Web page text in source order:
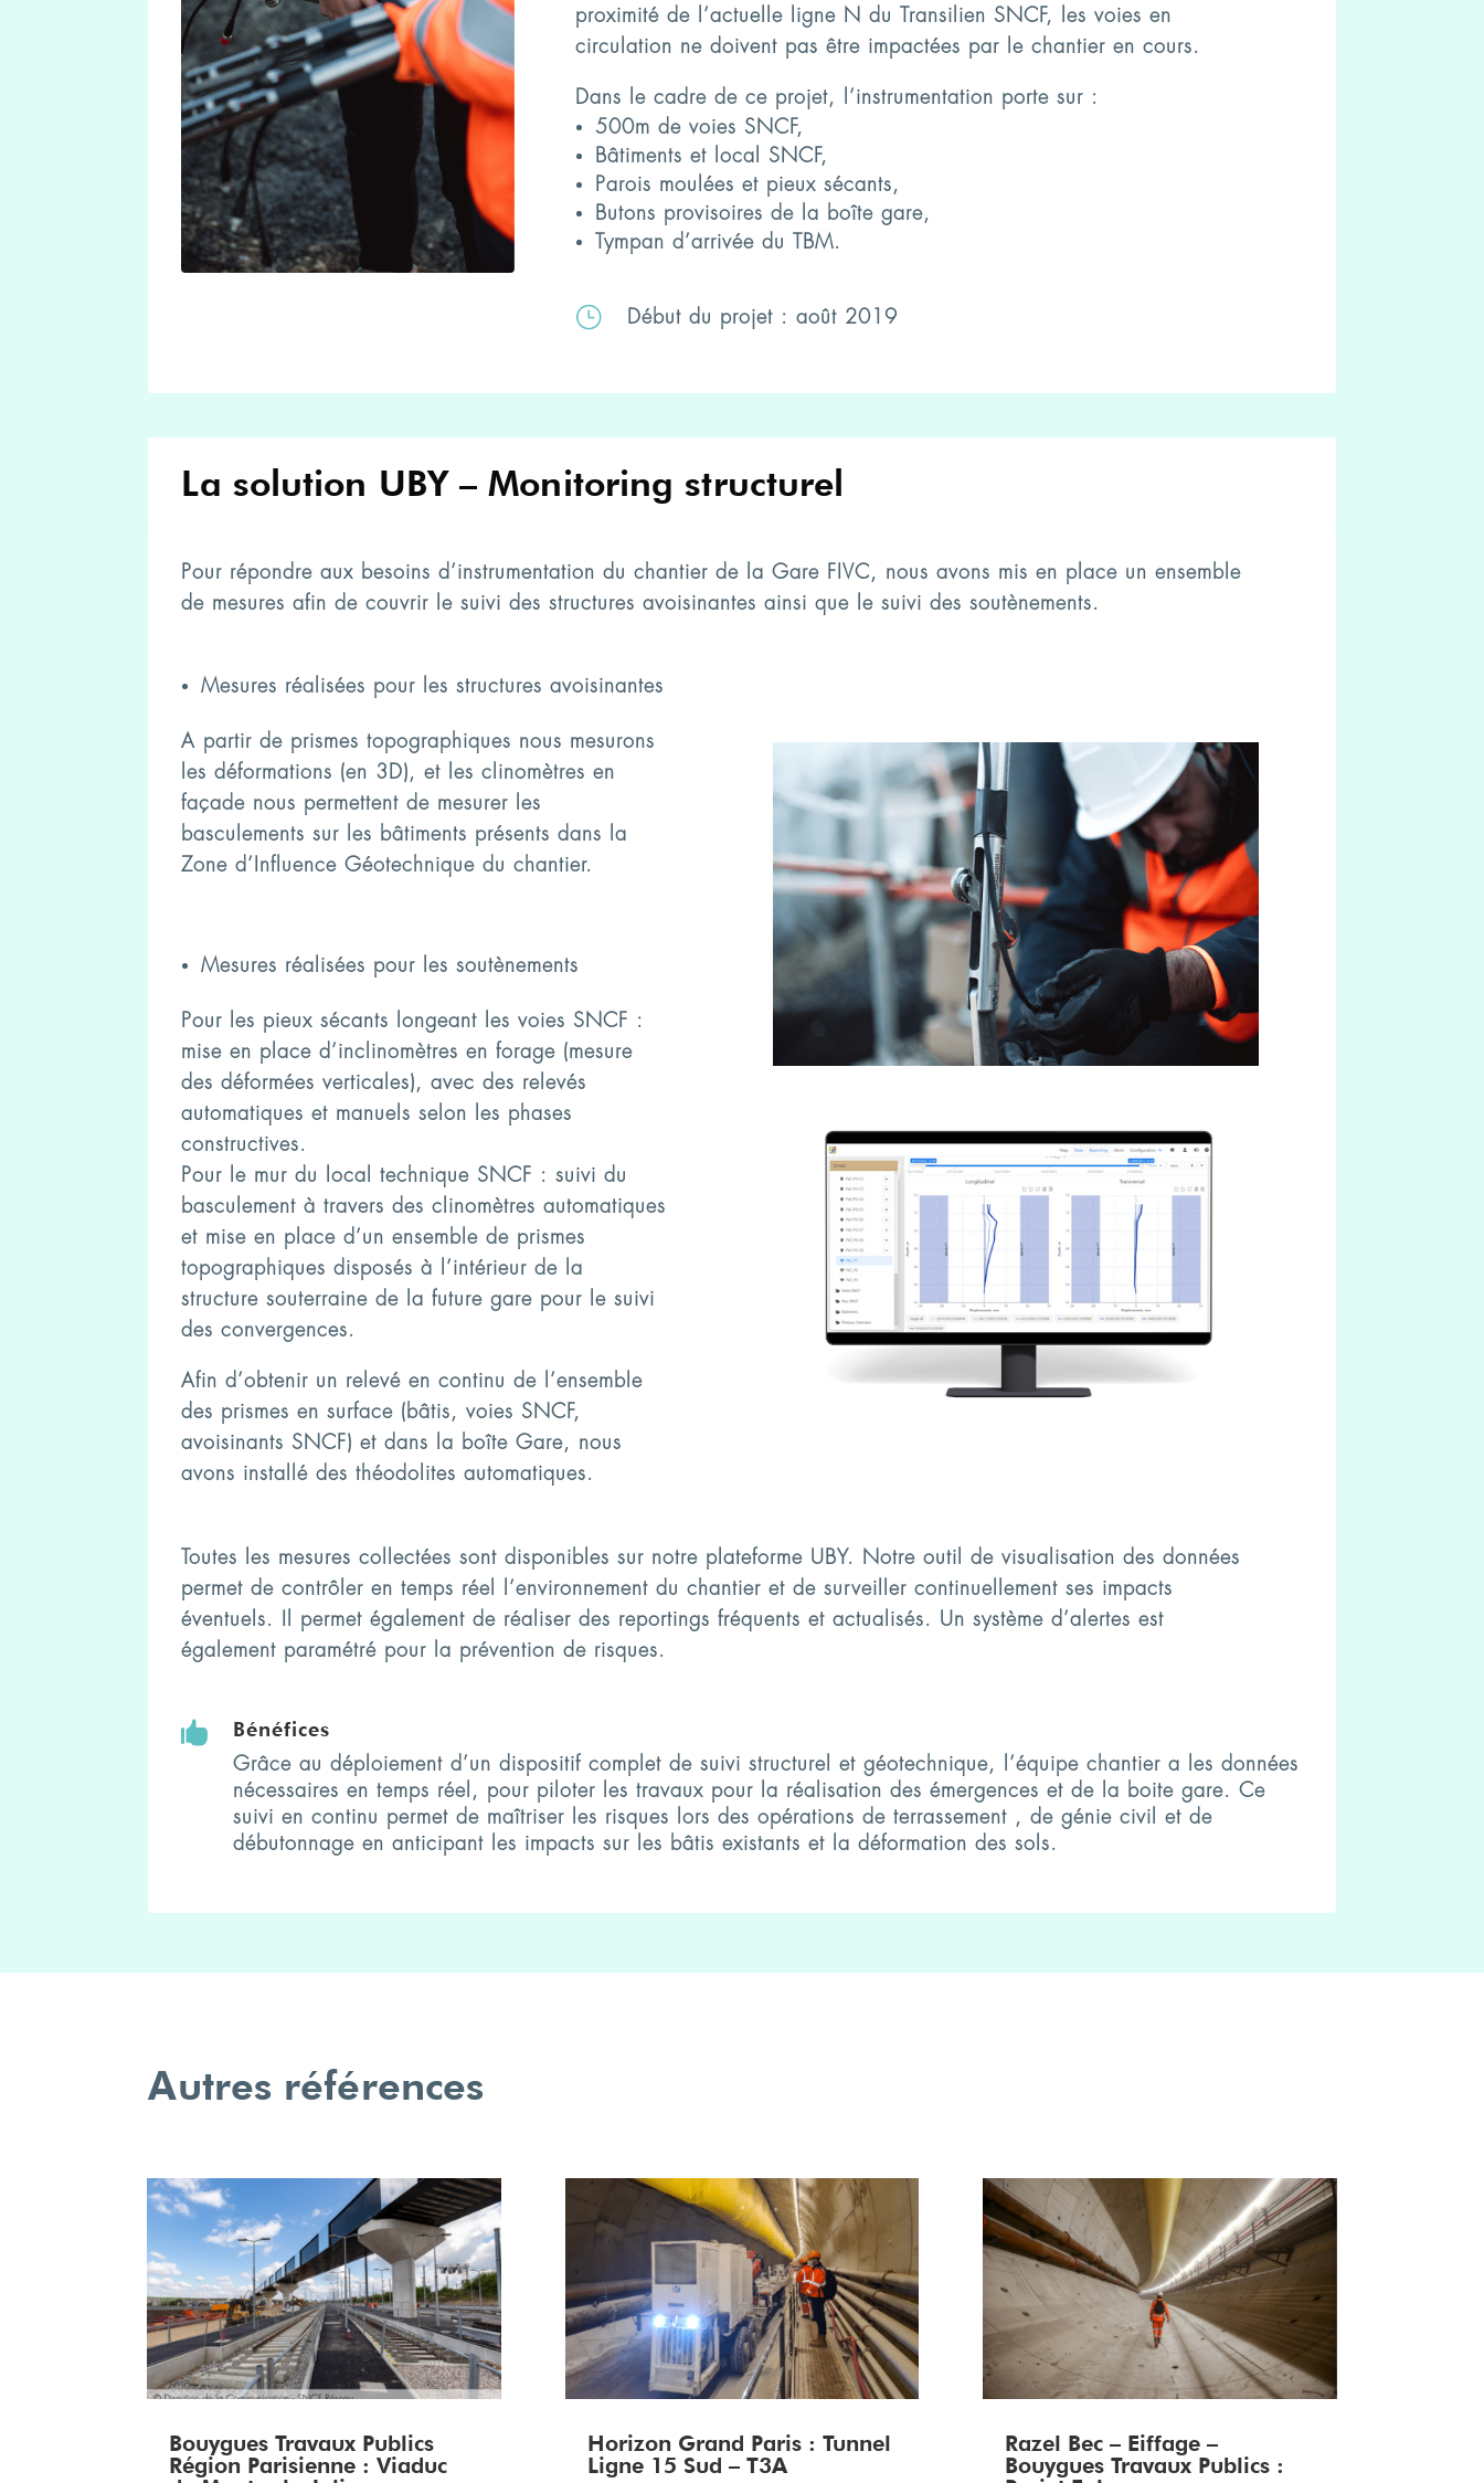
proximité de l’actuelle ligne N du Transilien SNCF, les voies en
circulation ne doivent pas être impactées par le chantier en cours.
Dans le cadre de ce projet, l’instrumentation porte sur :
500m de voies SNCF,
Bâtiments et local SNCF,
Parois moulées et pieux sécants,
Butons provisoires de la boîte gare,
Tympan d’arrivée du TBM.
} Début du projet : août 2019
La solution UBY – Monitoring structurel
Pour répondre aux besoins d’instrumentation du chantier de la Gare FIVC, nous avons mis en place un ensemble
de mesures afin de couvrir le suivi des structures avoisinantes ainsi que le suivi des soutènements.
Mesures réalisées pour les structures avoisinantes
A partir de prismes topographiques nous mesurons
les déformations (en 3D), et les clinomètres en
façade nous permettent de mesurer les
basculements sur les bâtiments présents dans la
Zone d’Influence Géotechnique du chantier.
Mesures réalisées pour les soutènements
Pour les pieux sécants longeant les voies SNCF :
mise en place d’inclinomètres en forage (mesure
des déformées verticales), avec des relevés
automatiques et manuels selon les phases
constructives.
Pour le mur du local technique SNCF : suivi du
basculement à travers des clinomètres automatiques
et mise en place d’un ensemble de prismes
topographiques disposés à l’intérieur de la
structure souterraine de la future gare pour le suivi
des convergences.
Afin d’obtenir un relevé en continu de l’ensemble
des prismes en surface (bâtis, voies SNCF,
avoisinants SNCF) et dans la boîte Gare, nous
avons installé des théodolites automatiques.
Toutes les mesures collectées sont disponibles sur notre plateforme UBY. Notre outil de visualisation des données
permet de contrôler en temps réel l’environnement du chantier et de surveiller continuellement ses impacts
éventuels. Il permet également de réaliser des reportings fréquents et actualisés. Un système d’alertes est
également paramétré pour la prévention de risques.
 Bénéfices
Grâce au déploiement d’un dispositif complet de suivi structurel et géotechnique, l’équipe chantier a les données
nécessaires en temps réel, pour piloter les travaux pour la réalisation des émergences et de la boite gare. Ce
suivi en continu permet de maîtriser les risques lors des opérations de terrassement , de génie civil et de
débutonnage en anticipant les impacts sur les bâtis existants et la déformation des sols.
Autres références
Bouygues Travaux Publics
Région Parisienne : Viaduc
Horizon Grand Paris : Tunnel
Ligne 15 Sud – T3A
Razel Bec – Eiffage –
Bouygues Travaux Publics :